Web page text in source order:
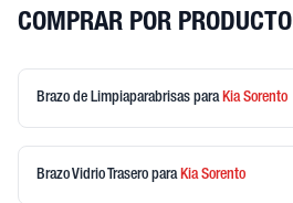
COMPRAR POR PRODUCTO
Brazo de Limpiaparabrisas para KiaSorento
Brazo Vidrio Trasero para KiaSorento